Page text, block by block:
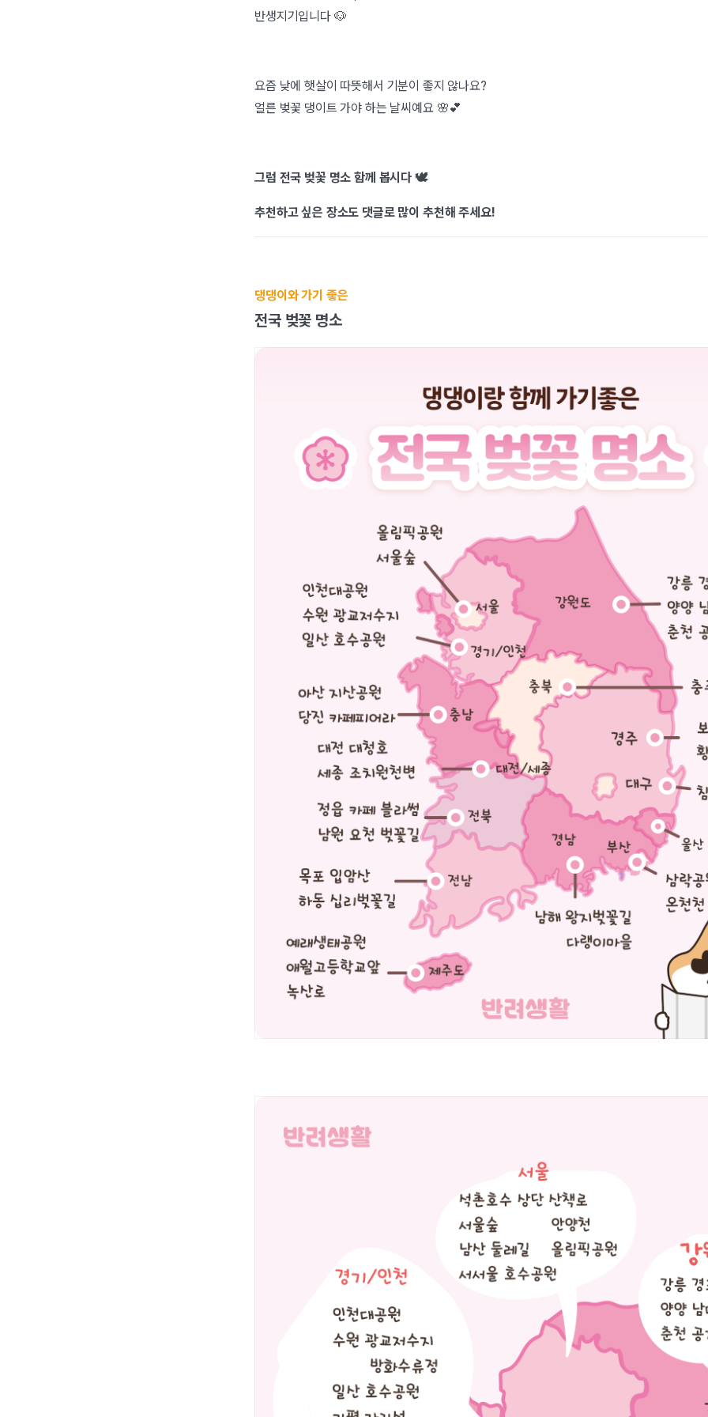
반생지기입니다 🐶
요즘 낮에 햇살이 따뜻해서 기분이 좋지 않나요?
얼른 벚꽃 댕이트 가야 하는 날씨예요 🌸💕
그럼 전국 벚꽃 명소 함께 봅시다 🕊️
추천하고 싶은 장소도 댓글로 많이 추천해 주세요!
댕댕이와 가기 좋은
전국 벚꽃 명소